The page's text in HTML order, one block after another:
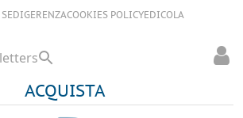
SEDIGERENZACOOKIES POLICYEDICOLA
ACQUISTA